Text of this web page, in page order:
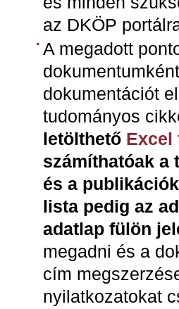
az DKÖP
A megadott
dokumentációt
tudományos
letölthető Excel
számíthatóak a
és a
lista pedig az
adatlap fülön
megadni és a
cím
nyilatkozatokat